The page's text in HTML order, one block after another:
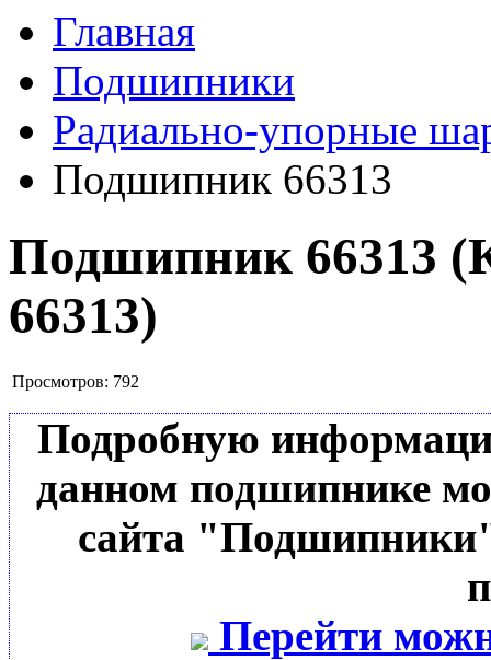
Главная
Подшипники
Радиально-упорные
Подшипник 66313
Подшипник 66313
66313)
Просмотров: 792
Подробную
данном подшипнике
сайта
Перейти